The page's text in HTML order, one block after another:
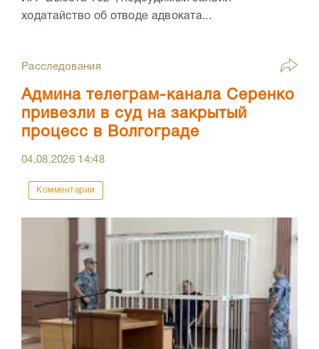
ходатайство об отводе адвоката...
Расследования
Админа телеграм-канала Серенко
привезли в суд на закрытый
процесс в Волгограде
04.08.2026 14:48
Комментарии